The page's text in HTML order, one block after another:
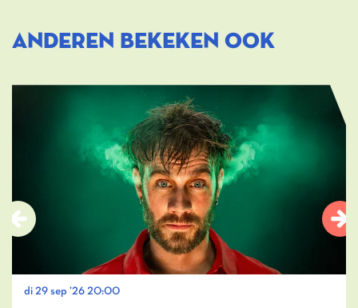
ANDEREN BEKEKEN OOK
di 29 sep ’26 20:00